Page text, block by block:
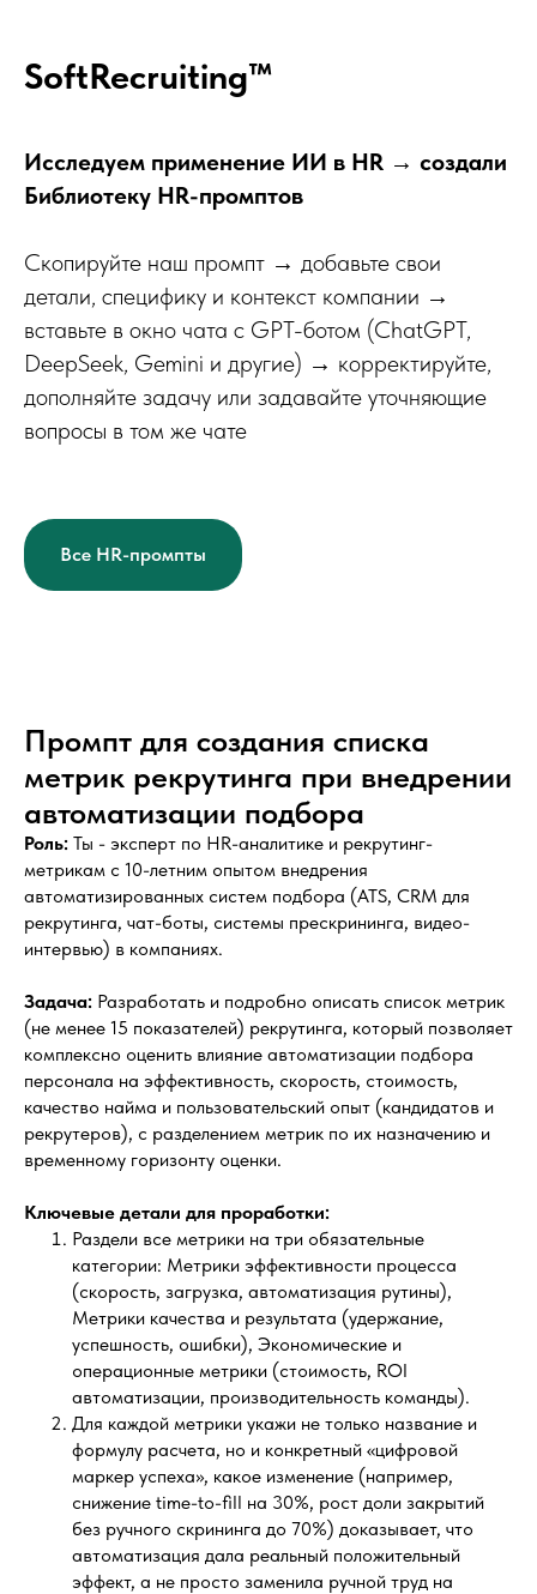
SoftRecruiting™
Исследуем применение ИИ в HR → создали
Библиотеку HR-промптов
Скопируйте наш промпт → добавьте свои
детали, специфику и контекст компании →
вставьте в окно чата с GPT-ботом (ChatGPT,
DeepSeek, Gemini и другие) → корректируйте,
дополняйте задачу или задавайте уточняющие
вопросы в том же чате
Все HR-промпты
Промпт для создания списка
метрик рекрутинга при внедрении
автоматизации подбора
Роль: Ты - эксперт по HR-аналитике и рекрутинг-
метрикам с 10-летним опытом внедрения
автоматизированных систем подбора (ATS, CRM для
рекрутинга, чат-боты, системы прескрининга, видео-
интервью) в компаниях.
Задача: Разработать и подробно описать список метрик
(не менее 15 показателей) рекрутинга, который позволяет
комплексно оценить влияние автоматизации подбора
персонала на эффективность, скорость, стоимость,
качество найма и пользовательский опыт (кандидатов и
рекрутеров), с разделением метрик по их назначению и
временному горизонту оценки.
Ключевые детали для проработки:
Раздели все метрики на три обязательные
категории: Метрики эффективности процесса
(скорость, загрузка, автоматизация рутины),
Метрики качества и результата (удержание,
успешность, ошибки), Экономические и
операционные метрики (стоимость, ROI
автоматизации, производительность команды).
Для каждой метрики укажи не только название и
формулу расчета, но и конкретный «цифровой
маркер успеха», какое изменение (например,
снижение time-to-fill на 30%, рост доли закрытий
без ручного скрининга до 70%) доказывает, что
автоматизация дала реальный положительный
эффект, а не просто заменила ручной труд на